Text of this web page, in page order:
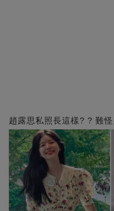
趙露思私照長這樣? ? 難